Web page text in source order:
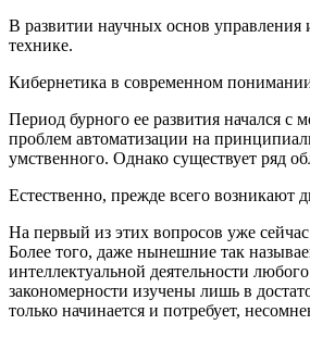
В развитии научных основ
технике.
Кибернетика в современном
Период бурного ее развития начался
проблем автоматизации на
умственного. Однако существует ряд
Естественно, прежде всего возникают
На первый из этих вопросов уже
Более того, даже нынешние так
интеллектуальной деятельности
закономерности изу­чены лишь в
только начинается и потребует,